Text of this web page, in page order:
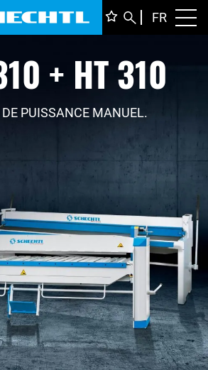
FR
+ HT 310
PUISSANCE MANUEL.